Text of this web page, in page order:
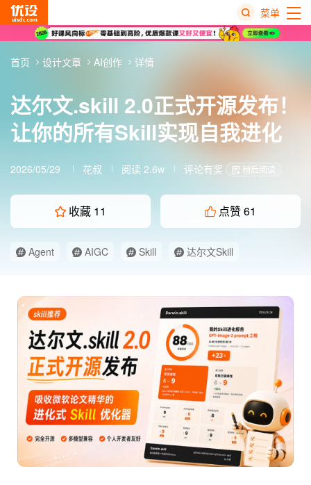
菜单
达尔文.skill 2.0正式开源发布！
让你的所有Skill实现自我进化
2026/05/29 花叔 阅读 2.6w 评论有奖 稍后阅读
收藏 11 点赞61
Agent AIGC Skill 达尔文Skill
首页 设计文章 AI创作 详情